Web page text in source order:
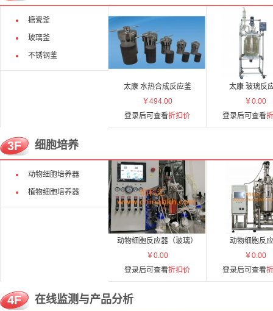
搪瓷釜
玻璃釜
不锈钢釜
太康 水热合成反应釜
￥494.00
登录后可查看折扣价
太康 玻璃反
￥0.00
登录后可查看
3F 细胞培养
动物细胞培养器
植物细胞培养器
动物细胞反应器（玻璃）
￥0.00
登录后可查看折扣价
动物细胞反
￥0.00
登录后可查看
4F 在线监测与产品分析